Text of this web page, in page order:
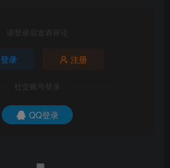
请登录后发表评论
登录 注册
社交账号登录
QQ登录